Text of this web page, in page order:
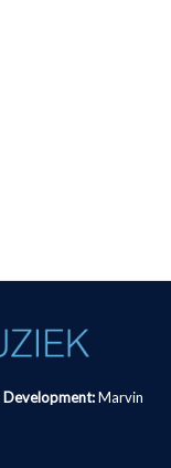
Development: Marvin